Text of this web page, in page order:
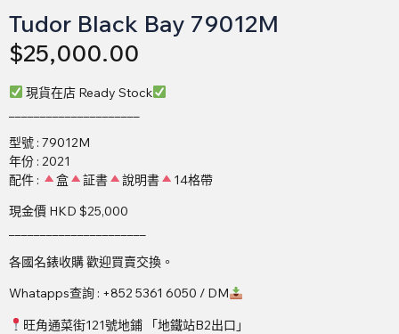
Tudor Black Bay 79012M
$25,000.00
現貨在店 Ready Stock
型號 : 79012M
年份 : 2021
配件 :
盒 証書 說明書
14格帶
現金價 HKD $25,000
各國名錶收購 歡迎買賣交換。
Whatapps查詢 : +852 5361 6050 / DM
旺角通菜街121號地鋪 「地鐵站B2出口」